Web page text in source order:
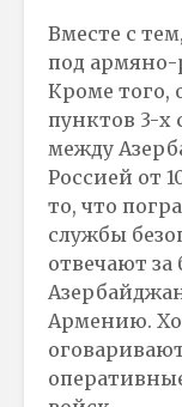
Вместе с
под
Кроме
пунктов 3-х
между
Россией от
то, что
службы
отвечают за
Армению.